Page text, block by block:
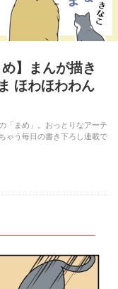
】まんが描き
ほわほわわん
「まめ」。おっとりなアーテ
ゃう毎日の書き下ろし連載で